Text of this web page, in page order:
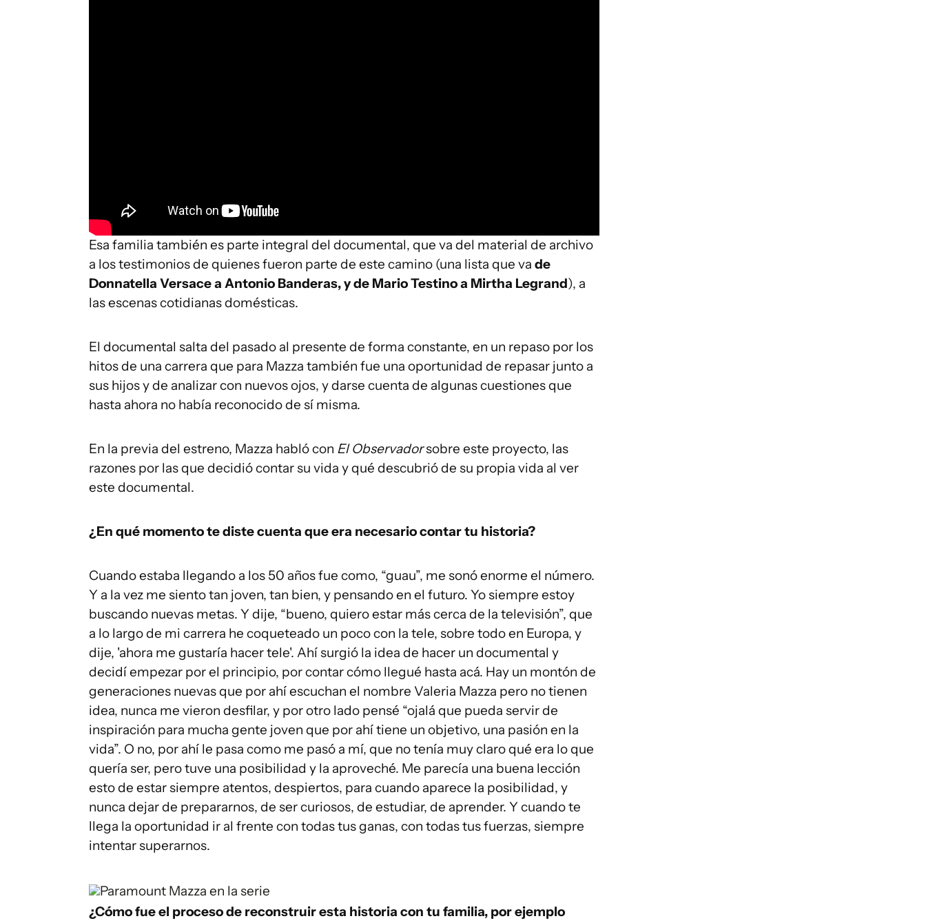
Esa familia también es parte integral del documental, que va del material de archivo
a los testimonios de quienes fueron parte de este camino (una lista que va de
Donnatella Versace a Antonio Banderas, y de Mario Testino a Mirtha Legrand), a
las escenas cotidianas domésticas.
El documental salta del pasado al presente de forma constante, en un repaso por los
hitos de una carrera que para Mazza también fue una oportunidad de repasar junto a
sus hijos y de analizar con nuevos ojos, y darse cuenta de algunas cuestiones que
hasta ahora no había reconocido de sí misma.
En la previa del estreno, Mazza habló con El Observadorsobre este proyecto, las
razones por las que decidió contar su vida y qué descubrió de su propia vida al ver
este documental.
¿En qué momento te diste cuenta que era necesario contar tu historia?
Cuando estaba llegando a los 50 años fue como, “guau”, me sonó enorme el número.
Y a la vez me siento tan joven, tan bien, y pensando en el futuro. Yo siempre estoy
buscando nuevas metas. Y dije, “bueno, quiero estar más cerca de la televisión”, que
a lo largo de mi carrera he coqueteado un poco con la tele, sobre todo en Europa, y
dije, 'ahora me gustaría hacer tele'. Ahí surgió la idea de hacer un documental y
decidí empezar por el principio, por contar cómo llegué hasta acá. Hay un montón de
generaciones nuevas que por ahí escuchan el nombre Valeria Mazza pero no tienen
idea, nunca me vieron desfilar, y por otro lado pensé “ojalá que pueda servir de
inspiración para mucha gente joven que por ahí tiene un objetivo, una pasión en la
vida”. O no, por ahí le pasa como me pasó a mí, que no tenía muy claro qué era lo que
quería ser, pero tuve una posibilidad y la aproveché. Me parecía una buena lección
esto de estar siempre atentos, despiertos, para cuando aparece la posibilidad, y
nunca dejar de prepararnos, de ser curiosos, de estudiar, de aprender. Y cuando te
llega la oportunidad ir al frente con todas tus ganas, con todas tus fuerzas, siempre
intentar superarnos.
Paramount Mazza en la serie
¿Cómo fue el proceso de reconstruir esta historia con tu familia, por ejemplo